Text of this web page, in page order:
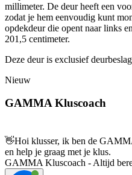
millimeter. De deur heeft een
zodat je hem eenvoudig kunt
opdekdeur die opent naar links
201,5 centimeter.
Deze deur is exclusief
Nieuw
GAMMA Kluscoach
👋Hoi klusser, ik ben de
en help je graag met je klus.
GAMMA Kluscoach - Altijd